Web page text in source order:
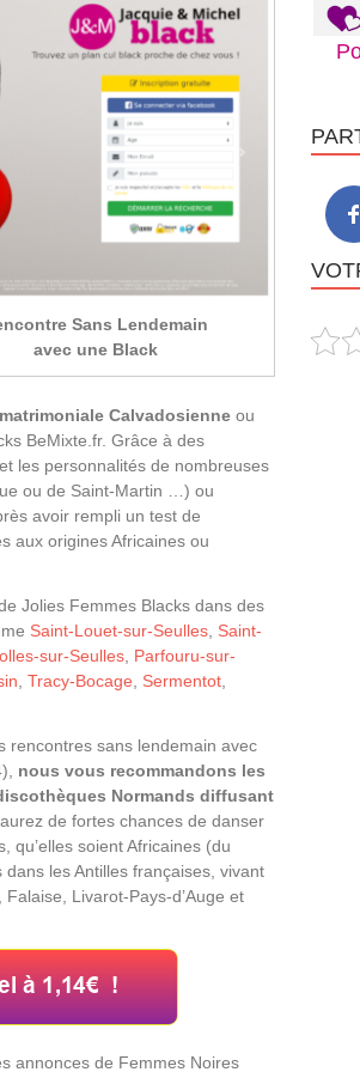
Sans Lendemain
avec une Black
Calvadosienne ou
BeMixte.fr. Grâce à des
les personnalités de nombreuses
ou de Saint-Martin …) ou
avoir rempli un test de
aux origines Africaines ou
Jolies Femmes Blacks dans des
Saint-Louet-sur-Seulles Saint-
sur-Seulles Parfouru-sur-
Tracy-Bocage Sermentot
rencontres sans lendemain avec
nous vous recommandons les
Normands diffusant
de fortes chances de danser
qu’elles soient Africaines (du
les Antilles françaises, vivant
Livarot-Pays-d’Auge et
annonces de Femmes Noires